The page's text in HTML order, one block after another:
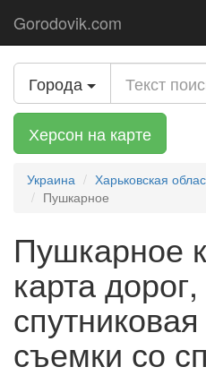
Gorodovik.com
Города
Херсон на карте
Украина Харьковская
Пушкарное
Пушкарное
карта дорог,
съемки со